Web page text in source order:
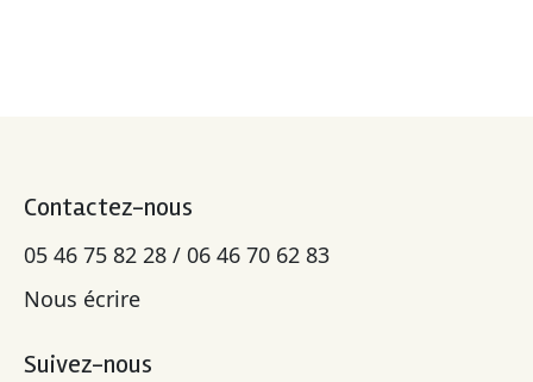
Contactez-nous
05 46 75 82 28 / 06 46 70 62 83
Nous écrire
Suivez-nous